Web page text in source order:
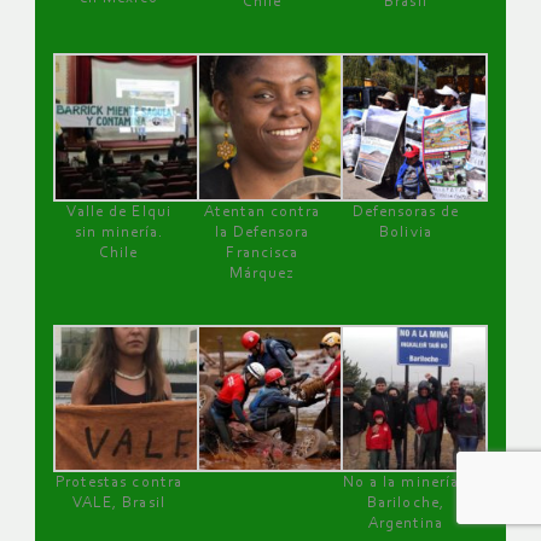
Valle de Elqui
sin minería.
Chile
Atentan contra
la Defensora
Francisca
Márquez
Defensoras de
Bolivia
Protestas contra
VALE, Brasil
No a la minería ,
Bariloche,
Argentina